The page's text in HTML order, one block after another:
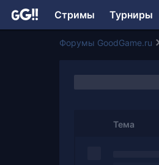
Стримы Турниры
Форумы GoodGame.ru
Тема